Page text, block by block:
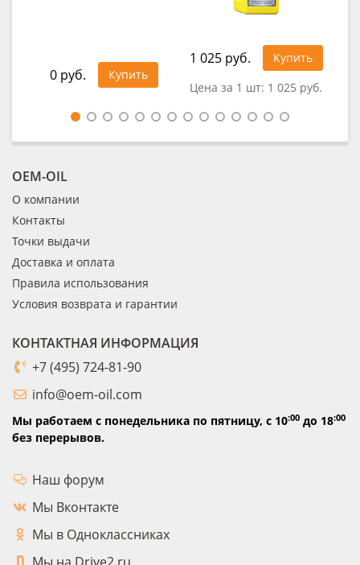
0 руб. Купить
1 025 руб.
Купить
Цена за 1 шт: 1 025 руб.
OEM-OIL
О компании
Контакты
Точки выдачи
Доставка и оплата
Правила использования
Условия возврата и гарантии
КОНТАКТНАЯ ИНФОРМАЦИЯ
+7 (495) 724-81-90
info@oem-oil.com
Мы работаем с понедельника по пятницу, с 10:00 до 18:00
без перерывов.
Наш форум
Мы Вконтакте
Мы в Одноклассниках